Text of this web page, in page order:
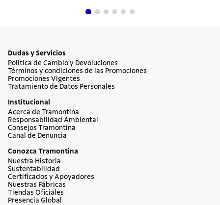
Dudas y Servicios
Política de Cambio y Devoluciones
Términos y condiciones de las Promociones
Promociones Vigentes
Tratamiento de Datos Personales
Institucional
Acerca de Tramontina
Responsabilidad Ambiental
Consejos Tramontina
Canal de Denuncia
Conozca Tramontina
Nuestra Historia
Sustentabilidad
Certificados y Apoyadores
Nuestras Fábricas
Tiendas Oficiales
Presencia Global